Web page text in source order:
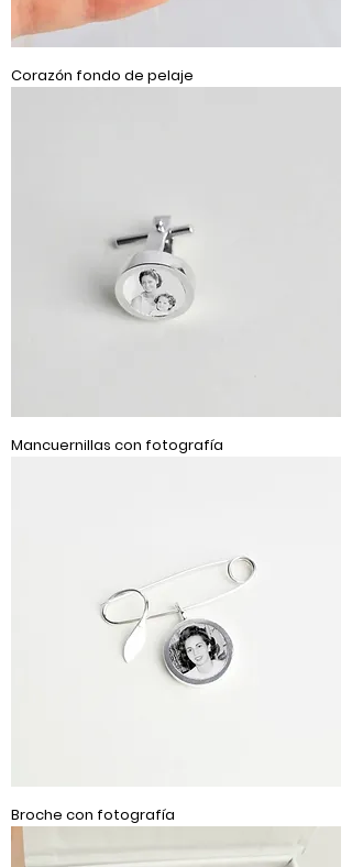
Corazón fondo de pelaje
Mancuernillas con fotografía
Broche con fotografía